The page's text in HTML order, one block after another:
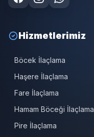
Hizmetlerimiz
Böcek İlaçlama
Haşere İlaçlama
Fare İlaçlama
Hamam Böceği İlaçlama
Pire İlaçlama